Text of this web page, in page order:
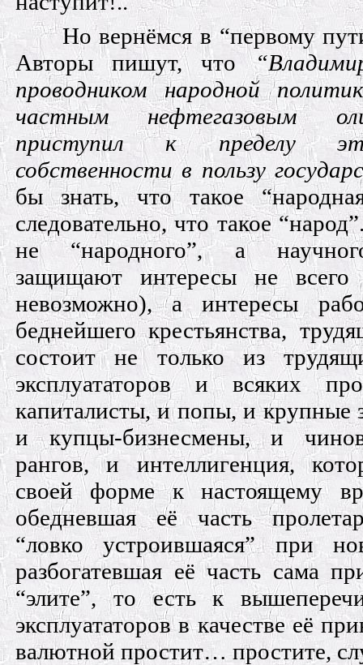
Но вернёмся в “первому
Авторы пишут, что
проводником народной
частным нефтегазовым
приступил к пределу
собственности в пользу
бы знать, что такое
следовательно, что такое
не “народного”, а
защищают интересы не
невозможно), а интересы
беднейшего крестьянства,
состоит не только из
эксплуататоров и всяких
капиталисты, и попы, и крупные
и купцы-бизнесмены, и
рангов, и интеллигенция,
своей форме к настоящему
обедневшая её часть
“ловко устроившаяся” при
разбогатевшая её часть сама
“элите”, то есть к
эксплуататоров в качестве её
валютной простит… простите,